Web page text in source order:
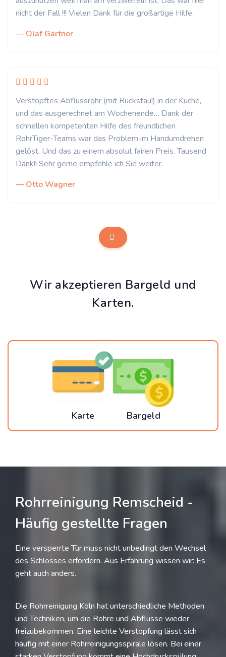
nicht der Fall !!! Vielen Dank für die großartige Hilfe.
— Olaf Gärtner
Verstopftes Abflussrohr (mit Rückstau!) in der Küche,
und das ausgerechnet am Wochenende… Dank der
schnellen kompetenten Hilfe des freundlichen
RohrTiger-Teams war das Problem im Handumdrehen
gelöst. Und das zu einem absolut fairen Preis. Tausend
Dank!! Sehr gerne empfehle ich Sie weiter.
— Otto Wagner
Wir akzeptieren Bargeld und
Karten.
Karte Bargeld
Rohrreinigung Remscheid -
Häufig gestellte Fragen
Eine versperrte Tür muss nicht unbedingt den Wechsel
des Schlosses erfordern. Aus Erfahrung wissen wir: Es
geht auch anders.
Die Rohrreinigung Köln hat unterschiedliche Methoden
und Techniken, um die Rohre und Abflüsse wieder
freizubekommen. Eine leichte Verstopfung lässt sich
häufig mit einer Rohrreinigungsspirale lösen. Bei einer